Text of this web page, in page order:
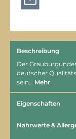
Beschreibung
Der
deutscher
sein… Mehr
Eigenschaften
Nährwerte &